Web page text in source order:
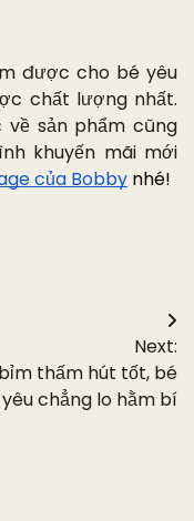
được cho bé yêu
chất lượng nhất.
sản phẩm cũng
khuyến mãi mới
của Bobby nhé!
Next:
thấm hút tốt, bé
yêu chẳng lo hằm bí